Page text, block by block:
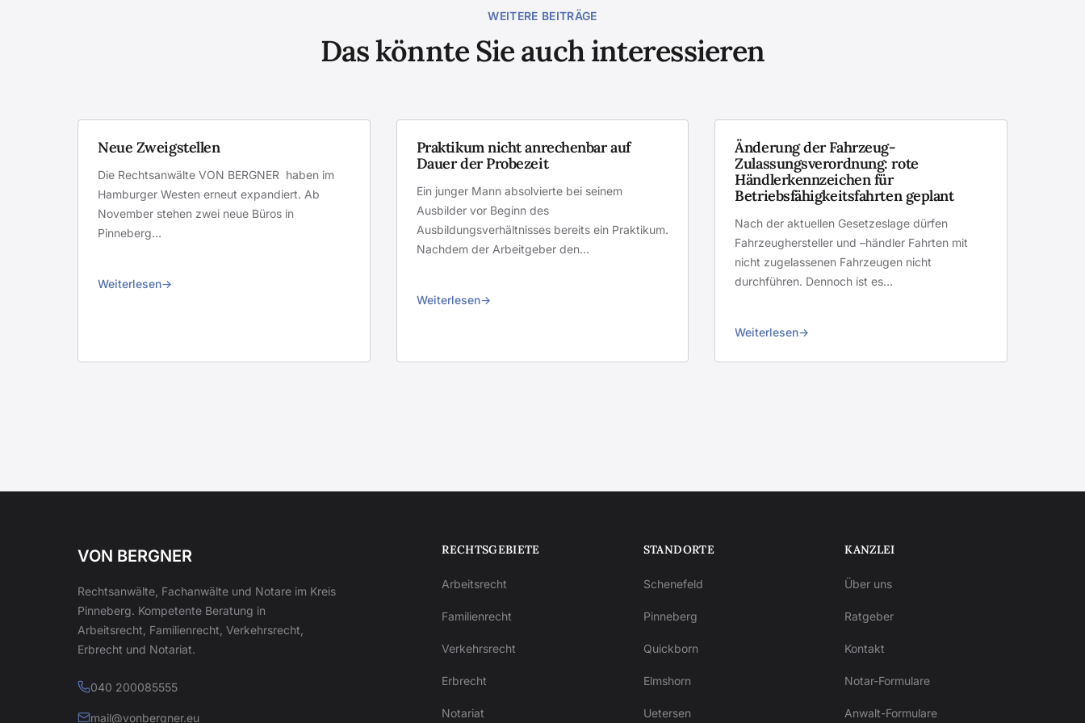
WEITERE BEITRÄGE
Das könnte Sie auch interessieren
Neue Zweigstellen
Die Rechtsanwälte VON BERGNER haben im
Hamburger Westen erneut expandiert. Ab
November stehen zwei neue Büros in
Pinneberg…
Weiterlesen
Praktikum nicht anrechenbar auf
Dauer der Probezeit
Ein junger Mann absolvierte bei seinem
Ausbilder vor Beginn des
Ausbildungsverhältnisses bereits ein Praktikum.
Nachdem der Arbeitgeber den…
Weiterlesen
Änderung der Fahrzeug-
Zulassungsverordnung: rote
Händlerkennzeichen für
Betriebsfähigkeitsfahrten geplant
Nach der aktuellen Gesetzeslage dürfen
Fahrzeughersteller und –händler Fahrten mit
nicht zugelassenen Fahrzeugen nicht
durchführen. Dennoch ist es…
Weiterlesen
VON BERGNER
Rechtsanwälte, Fachanwälte und Notare im Kreis
Pinneberg. Kompetente Beratung in
Arbeitsrecht, Familienrecht, Verkehrsrecht,
Erbrecht und Notariat.
040 200085555
mail@vonbergner.eu
RECHTSGEBIETE
Arbeitsrecht
Familienrecht
Verkehrsrecht
Erbrecht
Notariat
STANDORTE
Schenefeld
Pinneberg
Quickborn
Elmshorn
Uetersen
KANZLEI
Über uns
Ratgeber
Kontakt
Notar-Formulare
Anwalt-Formulare